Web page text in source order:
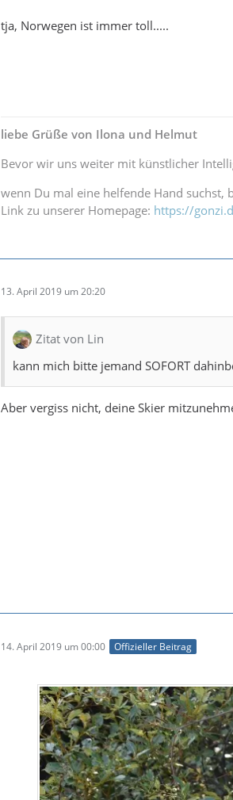
tja, Norwegen ist immer toll.....
liebe Grüße von Ilona und Helmut
Bevor wir uns weiter mit künstlicher
wenn Du mal eine helfende Hand suchst,
Link zu unserer Homepage: https://
13. April 2019 um 20:20
Zitat von Lin
kann mich bitte jemand SOFORT
Aber vergiss nicht, deine Skier
14. April 2019 um 00:00 Offizieller Beitrag